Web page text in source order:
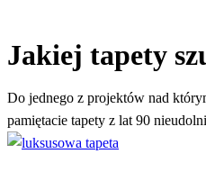
Jakiej tapety
Do jednego z projektów nad
pamiętacie tapety z lat 90